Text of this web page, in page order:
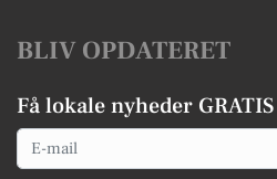
BLIV OPDATERET
Få lokale nyheder GRATIS
Email